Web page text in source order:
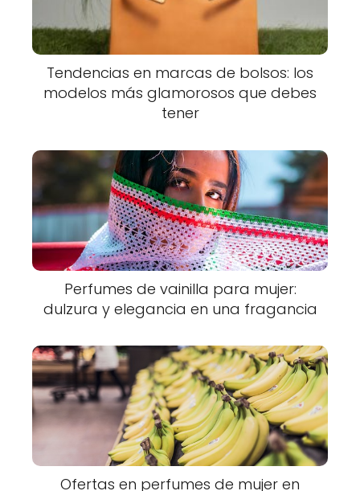
Tendencias en marcas de bolsos: los
modelos más glamorosos que debes
tener
Perfumes de vainilla para mujer:
dulzura y elegancia en una fragancia
Ofertas en perfumes de mujer en